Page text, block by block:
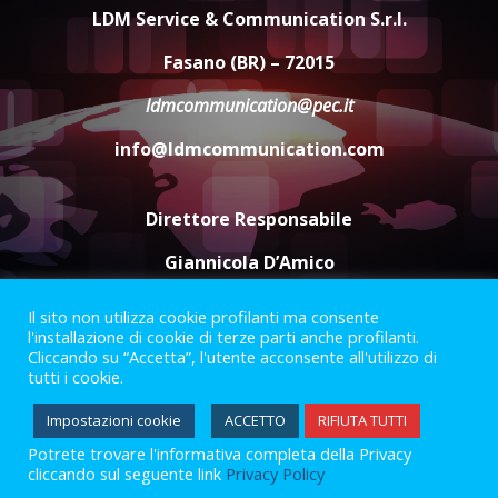
sabato 8 agosto
5 Agosto 2026 06:10
L’abusivismo giornalistico è un
pericolo
3 Agosto 2026 17:22
LDM Service & Communication S.r.l.
Fasano (BR) – 72015
ldmcommunication@pec.it
info@ldmcommunication.com
Direttore Responsabile
Giannicola D’Amico
Termini e Condizioni
Privacy Policy
Informazioni Legali
Facebook
Instagram
Youtube
2023 © Gofasano|Powered byCreativestudio
Il sito non utilizza cookie profilanti ma consente
l'installazione di cookie di terze parti anche profilanti.
Cliccando su “Accetta”, l'utente acconsente all'utilizzo di
tutti i cookie.
Impostazioni cookie ACCETTO RIFIUTA TUTTI
Potrete trovare l'informativa completa della Privacy
cliccando sul seguente link Privacy Policy